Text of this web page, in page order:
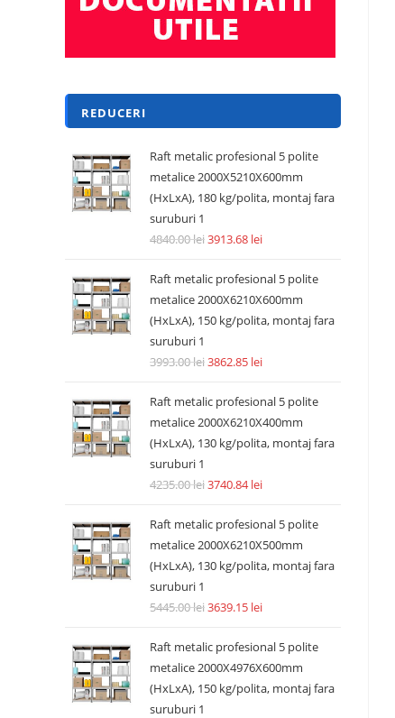
REDUCERI
Raft metalic profesional 5 polite
metalice 2000X5210X600mm
(HxLxA), 180 kg/polita, montaj fara
suruburi 1
4840.00lei3913.68 lei
Raft metalic profesional 5 polite
metalice 2000X6210X600mm
(HxLxA), 150 kg/polita, montaj fara
suruburi 1
3993.00lei3862.85 lei
Raft metalic profesional 5 polite
metalice 2000X6210X400mm
(HxLxA), 130 kg/polita, montaj fara
suruburi 1
4235.00lei3740.84lei
Raft metalic profesional 5 polite
metalice 2000X6210X500mm
(HxLxA), 130 kg/polita, montaj fara
suruburi 1
5445.00lei3639.15 lei
Raft metalic profesional 5 polite
metalice 2000X4976X600mm
(HxLxA), 150 kg/polita, montaj fara
suruburi 1